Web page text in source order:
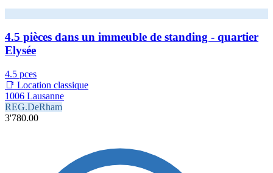
4.5 pièces dans un immeuble de standing - quartier
Elysée
4.5 pces
📑 Location classique
1006 Lausanne
REG.DeRham
3'780.00